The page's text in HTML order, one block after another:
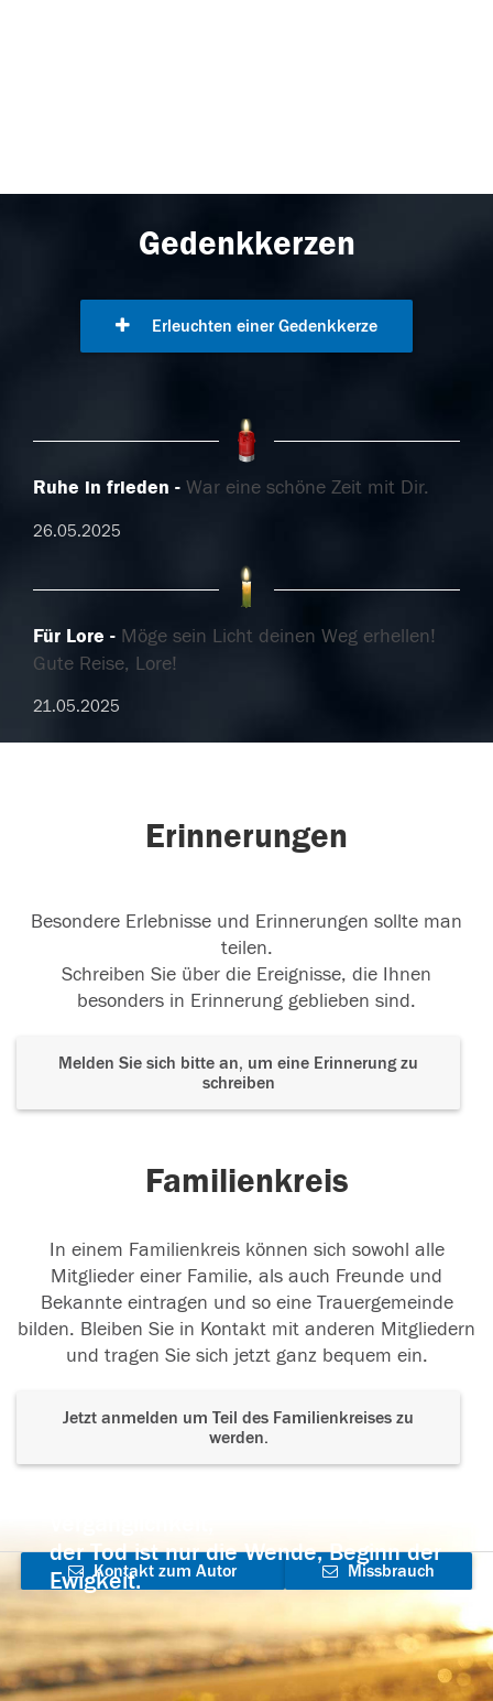
Gedenkkerzen
Erleuchten einer Gedenkkerze
Ruhe in frieden War eine schöne Zeit mit Dir.
26.05.2025
Für Lore
Möge sein Licht deinen Weg erhellen!
Gute Reise, Lore!
21.05.2025
Erinnerungen
Besondere Erlebnisse und Erinnerungen sollte man
teilen.
Schreiben Sie über die Ereignisse, die Ihnen
besonders in Erinnerung geblieben sind.
Melden Sie sich bitte an, um eine Erinnerung zu
schreiben
Familienkreis
In einem Familienkreis können sich sowohl alle
Mitglieder einer Familie, als auch Freunde und
Bekannte eintragen und so eine Trauergemeinde
bilden. Bleiben Sie in Kontakt mit anderen Mitgliedern
und tragen Sie sich jetzt ganz bequem ein.
Jetzt anmelden um Teil des Familienkreises zu
werden.
der Tod ist nur die Wende, Beginn der
Ewigkeit.
Kontakt zum Autor
aufnehmen
Missbrauch